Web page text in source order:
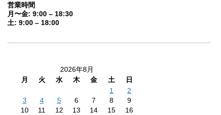
営業時間
月〜金: 9:00 – 18:30
土: 9:00 – 18:00
2026年8月
月
火 水 木 金 土
日
1
2
3
4 5 6 7 8
9
10
11 12 13 14 15
16